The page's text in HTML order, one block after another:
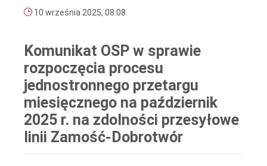
10 września 2025, 08:08
Komunikat OSP w sprawie
rozpoczęcia procesu
jednostronnego przetargu
miesięcznego na październik
2025 r. na zdolności przesyłowe
linii Zamość-Dobrotwór